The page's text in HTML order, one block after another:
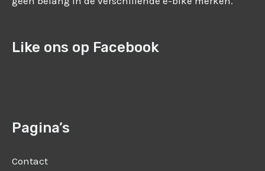
Like ons op Facebook
Pagina’s
Contact